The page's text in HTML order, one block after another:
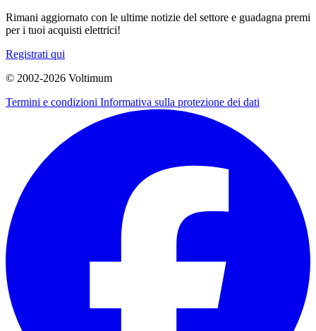
Rimani aggiornato con le ultime notizie del settore e guadagna premi
per i tuoi acquisti elettrici!
Registrati qui
© 2002-2026 Voltimum
Termini e condizioni Informativa sulla protezione dei dati